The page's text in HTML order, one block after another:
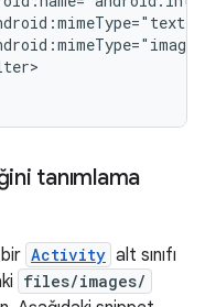
tanımlama
Activity alt sınıfı
files/images/